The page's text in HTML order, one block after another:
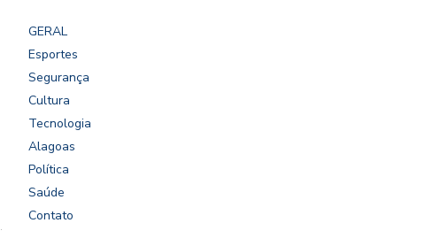
GERAL
Esportes
Segurança
Cultura
Tecnologia
Alagoas
Política
Saúde
Contato